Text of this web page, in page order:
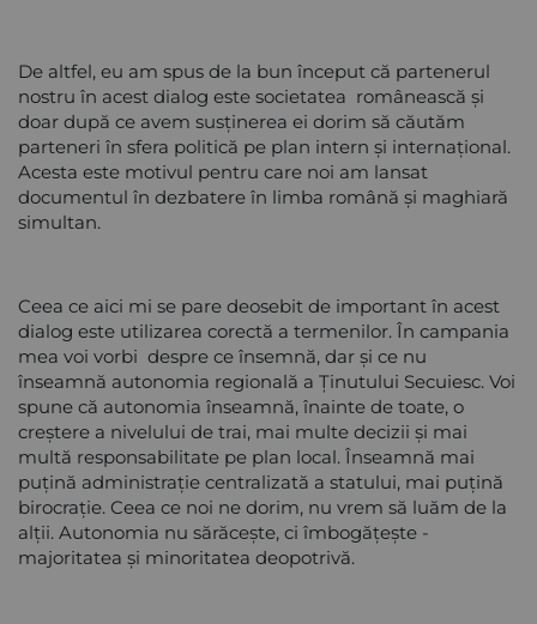
De altfel, eu am spus de la bun început că partenerul
nostru în acest dialog este societatea românească și
doar după ce avem susținerea ei dorim să căutăm
parteneri în sfera politică pe plan intern și internațional.
Acesta este motivul pentru care noi am lansat
documentul în dezbatere în limba română și maghiară
simultan.
Ceea ce aici mi se pare deosebit de important în acest
dialog este utilizarea corectă a termenilor. În campania
mea voi vorbi despre ce însemnă, dar și ce nu
înseamnă autonomia regională a Ținutului Secuiesc. Voi
spune că autonomia înseamnă, înainte de toate, o
creștere a nivelului de trai, mai multe decizii și mai
multă responsabilitate pe plan local. Înseamnă mai
puțină administrație centralizată a statului, mai puțină
birocrație. Ceea ce noi ne dorim, nu vrem să luăm de la
alții. Autonomia nu sărăcește, ci îmbogățește -
majoritatea și minoritatea deopotrivă.